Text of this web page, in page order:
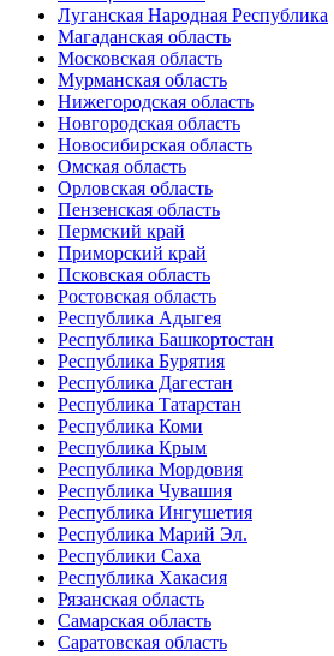
Луганская Народная Республика
Магаданская область
Московская область
Мурманская область
Нижегородская область
Новгородская область
Новосибирская область
Омская область
Орловская область
Пензенская область
Пермский край
Приморский край
Псковская область
Ростовская область
Республика Адыгея
Республика Башкортостан
Республика Бурятия
Республика Дагестан
Республика Татарстан
Республика Коми
Республика Крым
Республика Мордовия
Республика Чувашия
Республика Ингушетия
Республика Марий Эл.
Республики Саха
Республика Хакасия
Рязанская область
Самарская область
Саратовская область